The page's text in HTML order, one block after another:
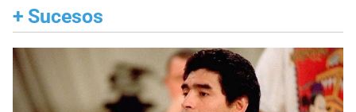
+ Sucesos